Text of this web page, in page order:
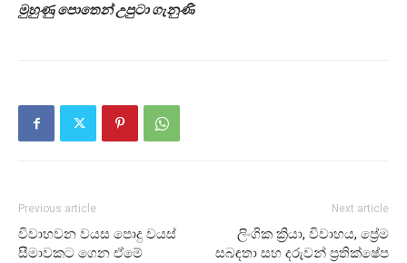
මුහුණු පොතෙන් උපුටා ගැනුණි
Previous article
විවාහවන වයස පොදු වයස්
සීමාවකට ගෙන ඒමේ
Next article
ලිංගික ක්‍රියා, විවාහය, ප්‍රේම
සබඳතා සහ දරුවන් ප්‍රතික්ෂේප